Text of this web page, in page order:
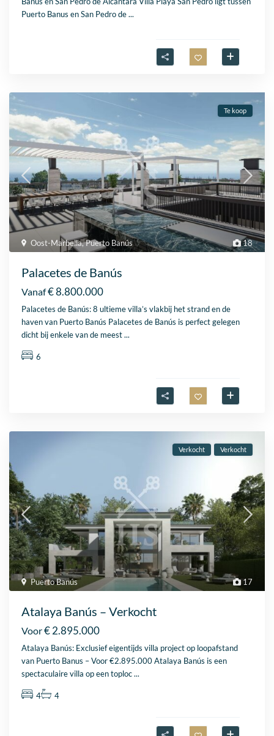
Puerto Banus en San Pedro de...
18
Oost-Marbella,Puerto Banús
Te koop
Palacetes de Banús
Vanaf€ 8.800.000
Palacetes de Banús: 8 ultieme villa’s vlakbij het strand en de
haven van Puerto Banús Palacetes de Banús is perfect gelegen
dicht bij enkele van de meest...
6
17
Puerto Banús
Verkocht Verkocht
Atalaya Banús – Verkocht
Voor€ 2.895.000
Atalaya Banús: Exclusief eigentijds villa project op loopafstand
van Puerto Banus – Voor €2.895.000 Atalaya Banús is een
spectaculaire villa op een toploc...
4 4